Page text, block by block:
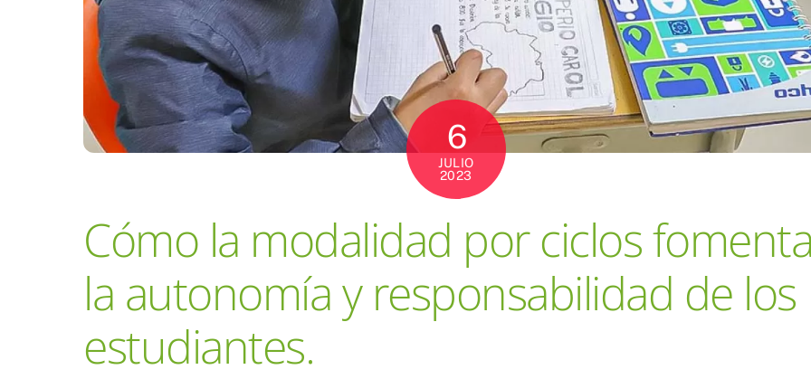
6
JULIO
2023
Cómo la modalidad por ciclos fomenta
la autonomía y responsabilidad de los
estudiantes.